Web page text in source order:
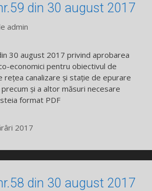
din 30 august 2017
admin
30 august 2017 privind aprobarea
economici pentru obiectivul de
rețea canalizare și stație de epurare
precum și a altor măsuri necesare
format PDF
2017
din 30 august 2017